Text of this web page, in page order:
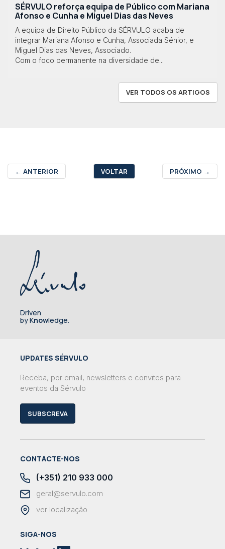
SÉRVULO reforça equipa de Público com Mariana
Afonso e Cunha e Miguel Dias das Neves
A equipa de Direito Público da SÉRVULO acaba de
integrar Mariana Afonso e Cunha, Associada Sénior, e
Miguel Dias das Neves, Associado.
Com o foco permanente na diversidade de...
VER TODOS OS ARTIGOS
← ANTERIOR VOLTAR PRÓXIMO →
Driven
by Knowledge.
UPDATES SÉRVULO
Receba, por email, newsletters e convites para
eventos da Sérvulo
SUBSCREVA
CONTACTE-NOS
(+351) 210 933 000
geral@servulo.com
ver localização
SIGA-NOS